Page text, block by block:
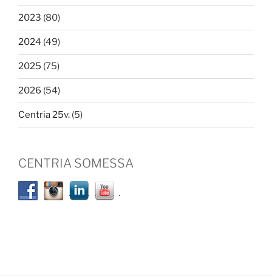
2023 (80)
2024 (49)
2025 (75)
2026 (54)
Centria 25v. (5)
CENTRIA SOMESSA